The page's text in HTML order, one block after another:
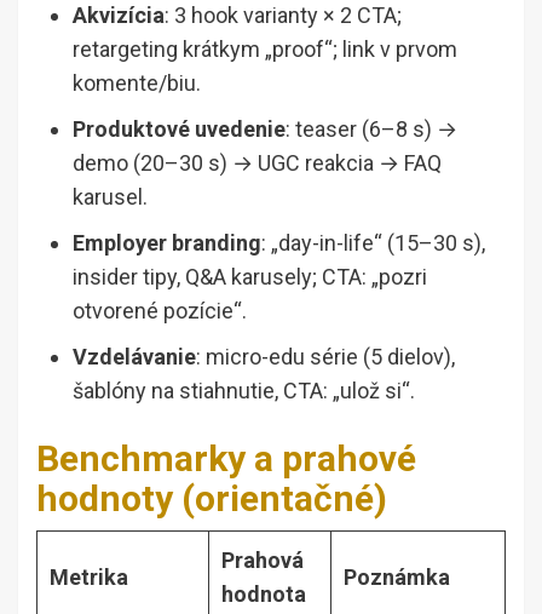
Akvizícia: 3 hook varianty × 2 CTA;
retargeting krátkym „proof“; link v prvom
komente/biu.
Produktové uvedenie: teaser (6–8 s) →
demo (20–30 s) → UGC reakcia → FAQ
karusel.
Employer branding: „day-in-life“ (15–30 s),
insider tipy, Q&A karusely; CTA: „pozri
otvorené pozície“.
Vzdelávanie: micro-edu série (5 dielov),
šablóny na stiahnutie, CTA: „ulož si“.
Benchmarky a prahové
hodnoty (orientačné)
Metrika
Prahová
hodnota
Poznámka